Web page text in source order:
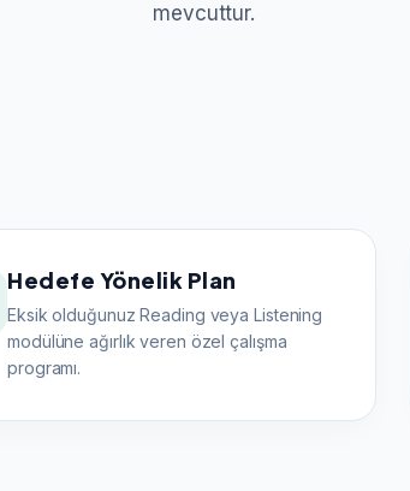
mevcuttur.
Hedefe Yönelik Plan
Eksik olduğunuz Reading veya Listening
modülüne ağırlık veren özel çalışma
programı.